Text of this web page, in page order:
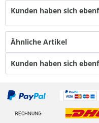
Kunden haben sich
Ähnliche Artikel
Kunden haben sich